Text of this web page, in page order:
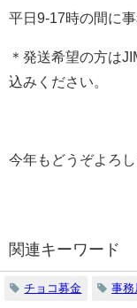
平日9-17時の間に
＊発送希望の方は
込みください。
今年もどうぞよろ
関連キーワード
チョコ募金 事務